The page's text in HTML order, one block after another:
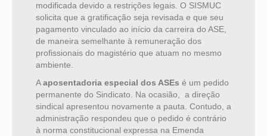
modificada devido a restrições legais. O SISMUC
solicita que a gratificação seja revisada e que seu
pagamento vinculado ao início da carreira do ASE,
de maneira semelhante à remuneração dos
profissionais do magistério que atuam no mesmo
ambiente.
Aaposentadoria especial dos ASEs é um pedido
permanente do Sindicato. Na ocasião, a direção
sindical apresentou novamente a pauta. Contudo, a
administração respondeu que o pedido é contrário
à norma constitucional expressa na Emenda